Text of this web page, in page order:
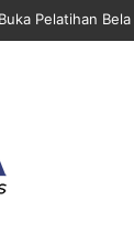
Pelatihan